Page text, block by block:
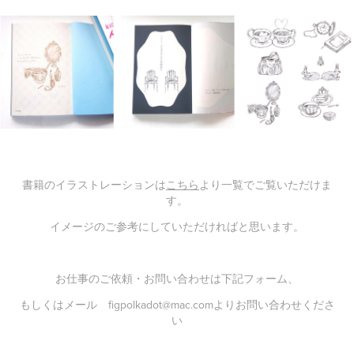
書籍のイラストレーションはこちら より一覧でご覧いただけま
す。
イメージのご参考にしていただければと思います。
お仕事のご依頼・お問い合わせは下記フォーム、
もしくはメール figpolkadot@mac.comよりお問い合わせくださ
い